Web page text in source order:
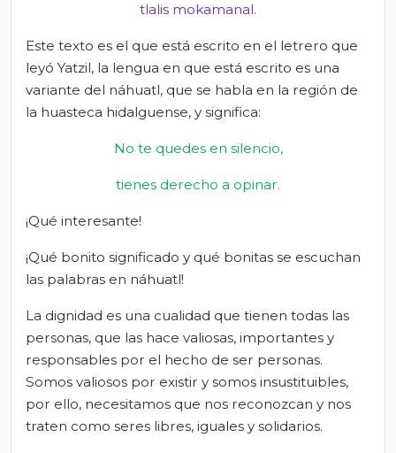
tlalis mokamanal.
Este texto es el que está escrito en el letrero que
leyó Yatzil, la lengua en que está escrito es una
variante del náhuatl, que se habla en la región de
la huasteca hidalguense, y significa:
No te quedes en silencio,
tienes derecho a opinar.
¡Qué interesante!
¡Qué bonito significado y qué bonitas se escuchan
las palabras en náhuatl!
La dignidad es una cualidad que tienen todas las
personas, que las hace valiosas, importantes y
responsables por el hecho de ser personas.
Somos valiosos por existir y somos insustituibles,
por ello, necesitamos que nos reconozcan y nos
traten como seres libres, iguales y solidarios.